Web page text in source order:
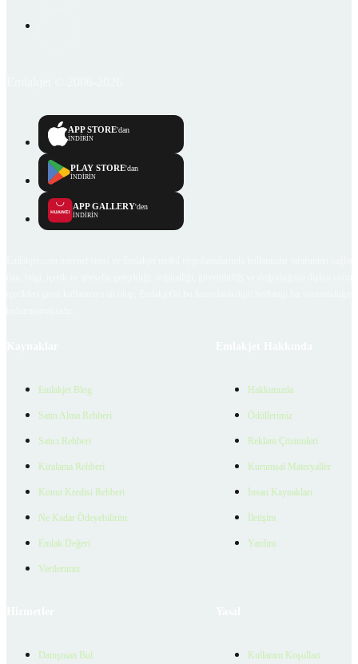
APP STORE'dan
İNDİRİN
PLAY STORE'dan
İNDİRİN
APP GALLERY'den
İNDİRİN
Emlakjet Blog
Satın Alma Rehberi
Satıcı Rehberi
Kiralama Rehberi
Konut Kredisi Rehberi
Ne Kadar Ödeyebilirim
Emlak Değeri
Verilerimiz
Hakkımızda
Ödüllerimiz
Reklam Çözümleri
Kurumsal Materyaller
İnsan Kaynakları
İletişim
Yardım
Danışman Bul Kullanım Koşulları